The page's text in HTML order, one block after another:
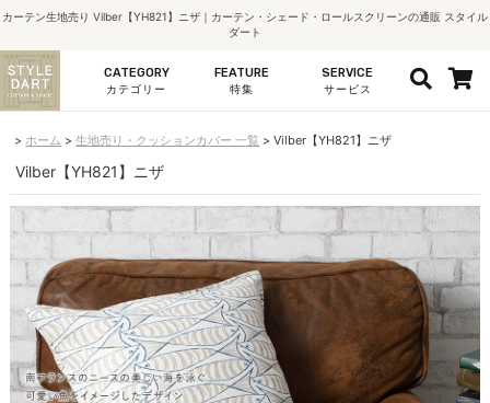
カーテン生地売り Vilber【YH821】ニザ｜カーテン・シェード・ロールスクリーンの通販 スタイル
ダート
CATEGORY
カテゴリー
FEATURE
特集
SERVICE
サービス
ホーム 生地売り・クッションカバー 一覧 Vilber【YH821】ニザ
Vilber【YH821】ニザ